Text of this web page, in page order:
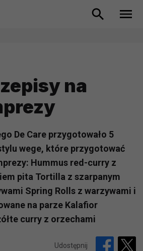
na
De Care przygotowało 5
wege, które przygotować
Hummus red-curry z
pita Tortilla z szarpanym
Spring Rolls z warzywami i
na parze Kalafior
curry z orzechami
Udostępnij